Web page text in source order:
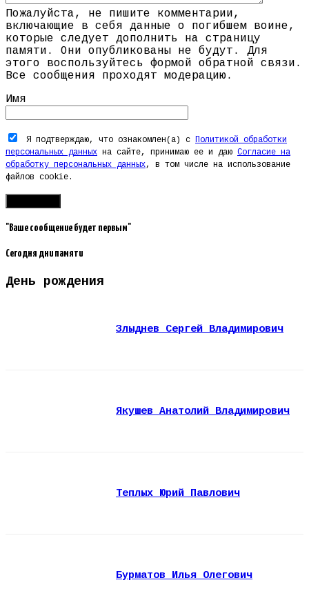
Пожалуйста, не пишите комментарии,
включающие в себя данные о погибшем воине,
которые следует дополнить на страницу
памяти. Они опубликованы не будут. Для
этого воспользуйтесь формой обратной связи.
Все сообщения проходят модерацию.
Имя
Я подтверждаю, что ознакомлен(а) с
Политикой обработки
персональных данных на сайте, принимаю ее и даю Согласие на
обработку персональных данных, в том числе на использование
файлов cookie.
"Ваше сообщение будет первым"
Сегодня дни памяти
День рождения
Злыднев Сергей Владимирович
Якушев Анатолий Владимирович
Теплых Юрий Павлович
Бурматов Илья Олегович